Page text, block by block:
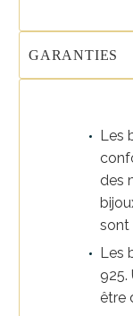
GARANTIES
Les
des
sont
Les
925.
être